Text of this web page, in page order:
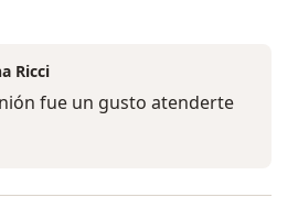
Ricci
fue un gusto atenderte